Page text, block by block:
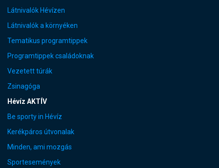
Látnivalók Hévízen
Látnivalók a környéken
Tematikus programtippek
Programtippek családoknak
Vezetett túrák
Zsinagóga
Hévíz AKTÍV
Be sporty in Hévíz
Kerékpáros útvonalak
Minden, ami mozgás
Sportesemények